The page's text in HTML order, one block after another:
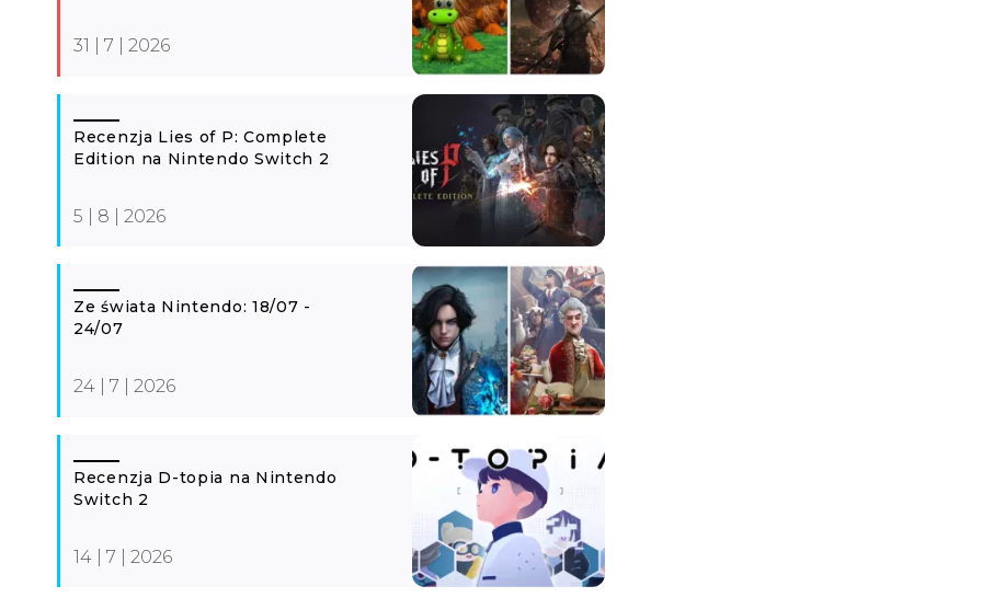
31 | 7 | 2026
Recenzja Lies of P: Complete
Edition na Nintendo Switch 2
5 | 8 | 2026
Ze świata Nintendo: 18/07 -
24/07
24 | 7 | 2026
Recenzja D-topia na Nintendo
Switch 2
14 | 7 | 2026